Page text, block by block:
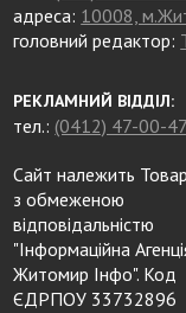
адреса: 10008,
головний редактор:
РЕКЛАМНИЙ ВІДДІЛ:
тел.: (0412) 47-00-47
Сайт належить
з обмеженою
відповідальністю
"Інформаційна
Житомир Інфо". Код
ЄДРПОУ 33732896